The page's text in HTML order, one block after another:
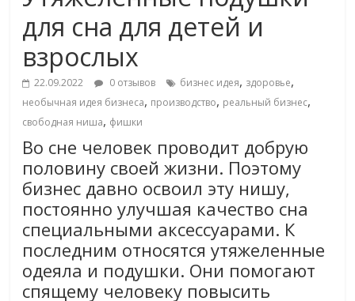
для сна для детей и
взрослых
22.09.2022 0 отзывов бизнес идея, здоровье,
необычная идея бизнеса, производство, реальный бизнес,
свободная ниша, фишки
Во сне человек проводит добрую
половину своей жизни. Поэтому
бизнес давно освоил эту нишу,
постоянно улучшая качество сна
специальными аксессуарами. К
последним относятся утяжеленные
одеяла и подушки. Они помогают
спящему человеку повысить